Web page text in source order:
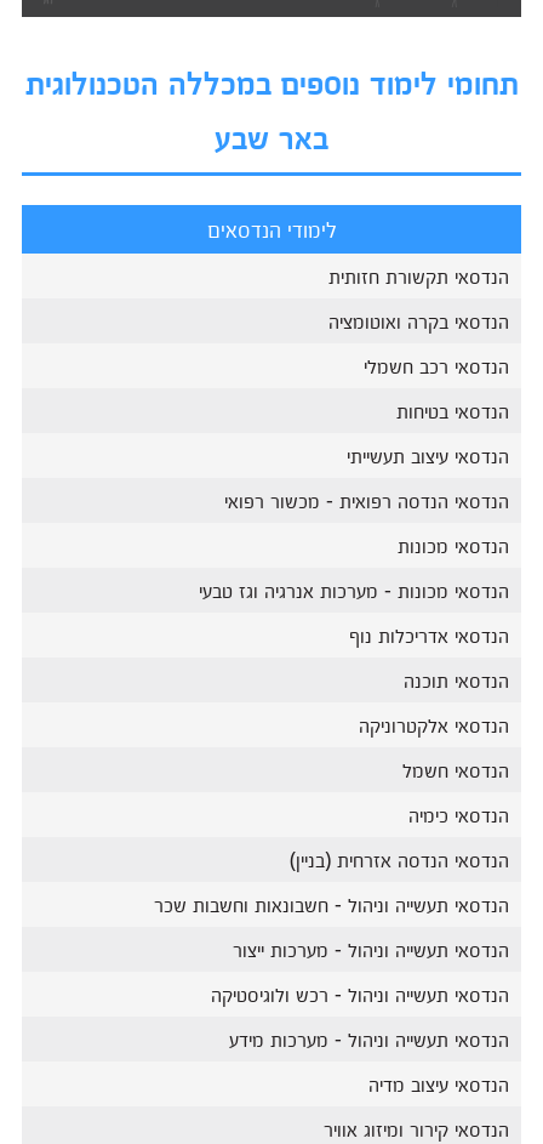
תחומי לימוד נוספים במכללה הטכנולוגית
באר שבע
לימודי הנדסאים
הנדסאי תקשורת חזותית
הנדסאי בקרה ואוטומציה
הנדסאי רכב חשמלי
הנדסאי בטיחות
הנדסאי עיצוב תעשייתי
הנדסאי הנדסה רפואית - מכשור רפואי
הנדסאי מכונות
הנדסאי מכונות - מערכות אנרגיה וגז טבעי
הנדסאי אדריכלות נוף
הנדסאי תוכנה
הנדסאי אלקטרוניקה
הנדסאי חשמל
הנדסאי כימיה
הנדסאי הנדסה אזרחית (בניין)
הנדסאי תעשייה וניהול - חשבונאות וחשבות שכר
הנדסאי תעשייה וניהול - מערכות ייצור
הנדסאי תעשייה וניהול - רכש ולוגיסטיקה
הנדסאי תעשייה וניהול - מערכות מידע
הנדסאי עיצוב מדיה
הנדסאי קירור ומיזוג אוויר